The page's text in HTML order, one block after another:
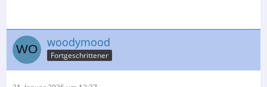
woodymood
Fortgeschrittener